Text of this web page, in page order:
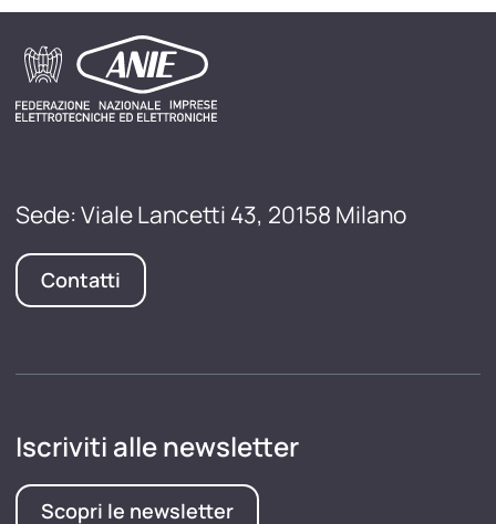
Sede: Viale Lancetti 43, 20158 Milano
Contatti
Iscriviti alle newsletter
Scopri le newsletter